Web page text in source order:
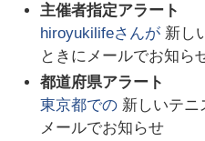
主催者指定アラート
hiroyukilifeさんが 新し
ときにメールでお知ら
都道府県アラート
東京都での 新しいテニ
メールでお知らせ